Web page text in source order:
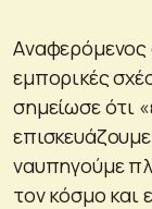
Aναφερόμενος
εμπορικές
σημείωσε ότι
ναυπηγούμε
τον κόσμο και